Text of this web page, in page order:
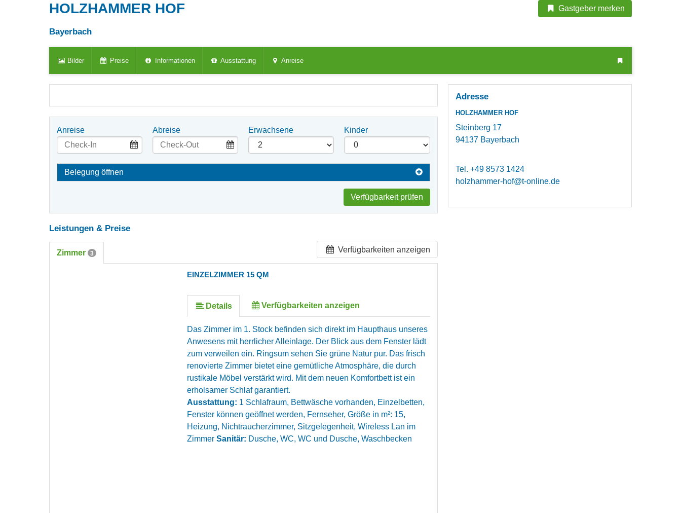
HOLZHAMMER HOF Gastgeber merken
Bayerbach
Bilder Preise Informationen Ausstattung Anreise
Anreise Abreise Erwachsene Kinder
Belegung öffnen
Verfügbarkeit prüfen
Verfügbarkeiten anzeigen
Leistungen & Preise
Zimmer 3
EINZELZIMMER 15 QM
Details Verfügbarkeiten anzeigen
Das Zimmer im 1. Stock befinden sich direkt im Haupthaus unseres
Anwesens mit herrlicher Alleinlage. Der Blick aus dem Fenster lädt
zum verweilen ein. Ringsum sehen Sie grüne Natur pur. Das frisch
renovierte Zimmer bietet eine gemütliche Atmosphäre, die durch
rustikale Möbel verstärkt wird. Mit dem neuen Komfortbett ist ein
erholsamer Schlaf garantiert.
Ausstattung: 1 Schlafraum, Bettwäsche vorhanden, Einzelbetten,
Fenster können geöffnet werden, Fernseher, Größe in m²: 15,
Heizung, Nichtraucherzimmer, Sitzgelegenheit, Wireless Lan im
Zimmer Sanitär: Dusche, WC, WC und Dusche, Waschbecken
Adresse
HOLZHAMMER HOF
Steinberg 17
94137 Bayerbach
Tel. +49 8573 1424
holzhammer-hof@t-online.de